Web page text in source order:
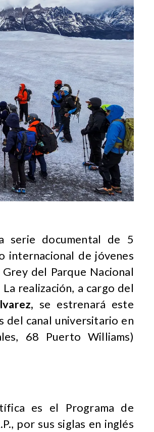
serie documental de 5
internacional de jóvenes
del Parque Nacional
realización, a cargo del
se estrenará este
del canal universitario en
68 Puerto Williams)
es el Programa de
por sus siglas en inglés